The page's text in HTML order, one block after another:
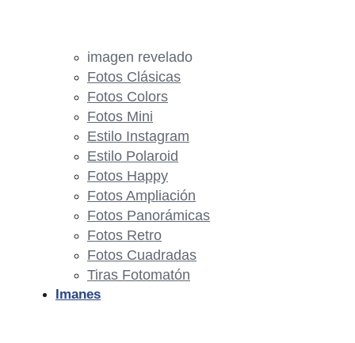
imagen revelado
Fotos Clásicas
Fotos Colors
Fotos Mini
Estilo Instagram
Estilo Polaroid
Fotos Happy
Fotos Ampliación
Fotos Panorámicas
Fotos Retro
Fotos Cuadradas
Tiras Fotomatón
Imanes